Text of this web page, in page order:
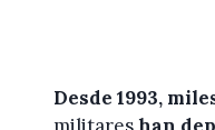
Desde 1993,